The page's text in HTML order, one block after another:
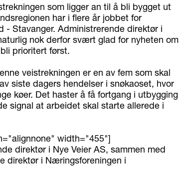
som ligger an til å bli bygget ut
har i flere år jobbet for
- Stavanger. Administrerende direktør i
nok derfor svært glad for nyheten om
prioritert først.
veistrekningen er en av fem som skal
siste dagers hendelser i snøkaoset, hvor
køer. Det haster å få fortgang i utbygging
signal at arbeidet skal starte allerede i
width="455"]